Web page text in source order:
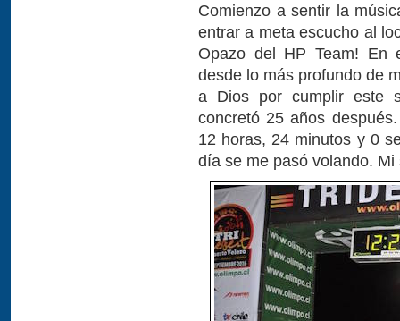
Comienzo a sentir la
entrar a meta escucho al
Opazo del HP Team! En
desde lo más profundo de
a Dios por cumplir este
concretó 25 años
12 horas, 24 minutos y 0
día se me pasó volando.